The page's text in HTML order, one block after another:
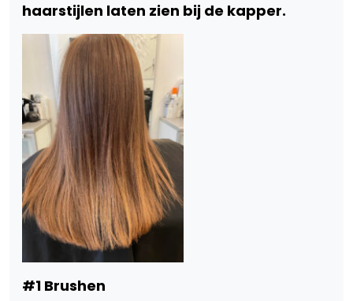
haarstijlen laten zien bij de kapper.
#1 Brushen